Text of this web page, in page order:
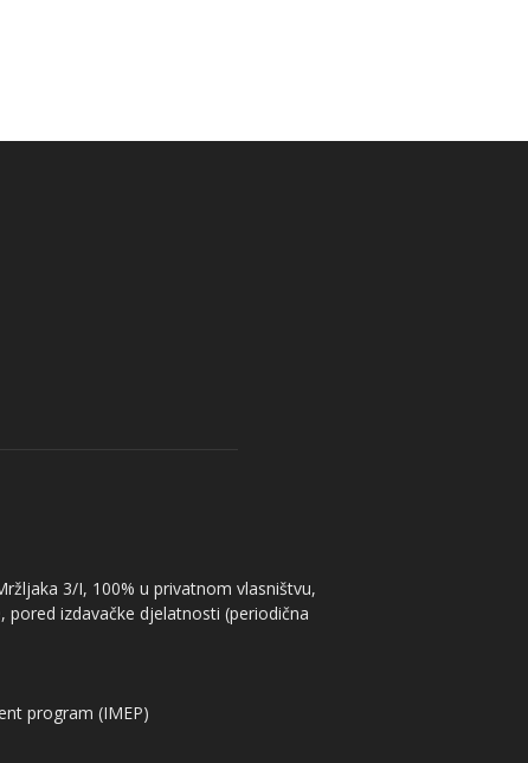
3/I, 100% u privatnom vlasništvu,
pored izdavačke djelatnosti (periodična
program (IMEP)